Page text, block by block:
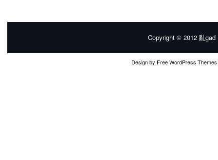
Copyright © 2012 亂gad
Design by Free WordPress Themes